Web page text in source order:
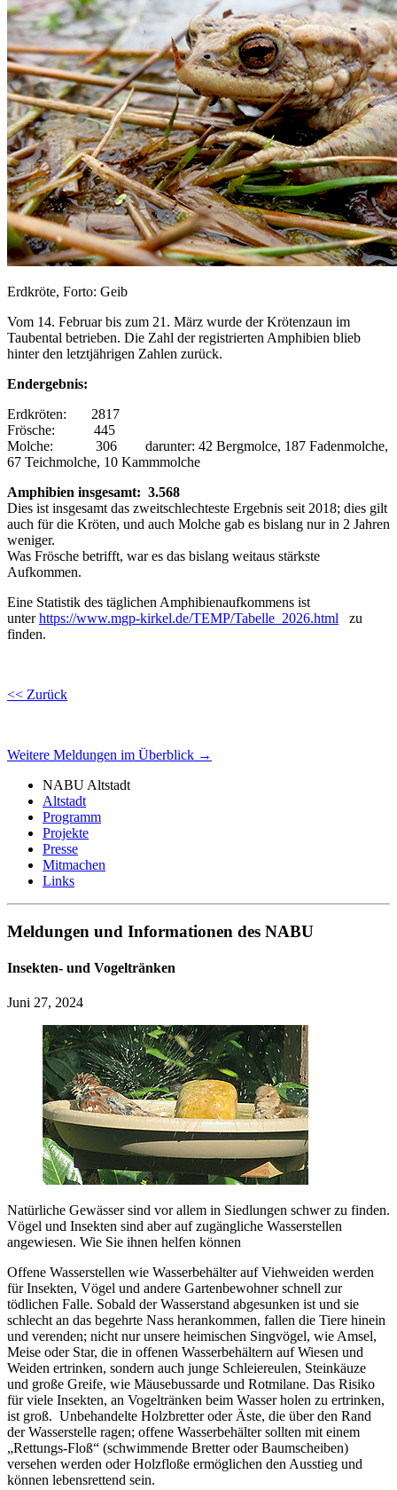
Erdkröte, Forto: Geib
Vom 14. Februar bis zum 21. März wurde der Krötenzaun im
Taubental betrieben. Die Zahl der registrierten Amphibien blieb
hinter den letztjährigen Zahlen zurück.
Endergebnis:
Erdkröten: 2817
Frösche: 445
Molche: 306 darunter: 42 Bergmolce, 187 Fadenmolche,
67 Teichmolche, 10 Kammmolche
Amphibien insgesamt: 3.568
Dies ist insgesamt das zweitschlechteste Ergebnis seit 2018; dies gilt
auch für die Kröten, und auch Molche gab es bislang nur in 2 Jahren
weniger.
Was Frösche betrifft, war es das bislang weitaus stärkste
Aufkommen.
Eine Statistik des täglichen Amphibienaufkommens ist
unterhttps://www.mgp-kirkel.de/TEMP/Tabelle_2026.html zu
finden.
<< Zurück
Weitere Meldungen im Überblick →
NABU Altstadt
Altstadt
Programm
Projekte
Presse
Mitmachen
Links
Meldungen und Informationen des NABU
Insekten- und Vogeltränken
Juni 27, 2024
Natürliche Gewässer sind vor allem in Siedlungen schwer zu finden.
Vögel und Insekten sind aber auf zugängliche Wasserstellen
angewiesen. Wie Sie ihnen helfen können
Offene Wasserstellen wie Wasserbehälter auf Viehweiden werden
für Insekten, Vögel und andere Gartenbewohner schnell zur
tödlichen Falle. Sobald der Wasserstand abgesunken ist und sie
schlecht an das begehrte Nass herankommen, fallen die Tiere hinein
und verenden; nicht nur unsere heimischen Singvögel, wie Amsel,
Meise oder Star, die in offenen Wasserbehältern auf Wiesen und
Weiden ertrinken, sondern auch junge Schleiereulen, Steinkäuze
und große Greife, wie Mäusebussarde und Rotmilane. Das Risiko
für viele Insekten, an Vogeltränken beim Wasser holen zu ertrinken,
ist groß. Unbehandelte Holzbretter oder Äste, die über den Rand
der Wasserstelle ragen; offene Wasserbehälter sollten mit einem
„Rettungs-Floß“ (schwimmende Bretter oder Baumscheiben)
versehen werden oder Holzfloße ermöglichen den Ausstieg und
können lebensrettend sein.